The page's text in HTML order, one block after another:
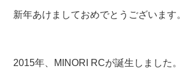
新年あけましておめでとうございます。
2015年、MINORI RCが誕生しました。